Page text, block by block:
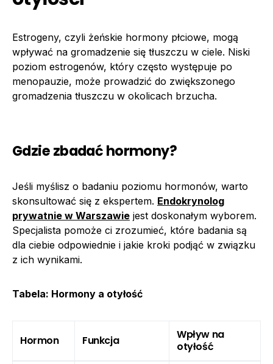
Estrogeny, czyli żeńskie hormony płciowe, mogą
wpływać na gromadzenie się tłuszczu w ciele. Niski
poziom estrogenów, który często występuje po
menopauzie, może prowadzić do zwiększonego
gromadzenia tłuszczu w okolicach brzucha.
Gdzie zbadać hormony?
Jeśli myślisz o badaniu poziomu hormonów, warto
skonsultować się z ekspertem. Endokrynolog
prywatnie w Warszawie jest doskonałym wyborem.
Specjalista pomoże ci zrozumieć, które badania są
dla ciebie odpowiednie i jakie kroki podjąć w związku
z ich wynikami.
Tabela: Hormony a otyłość
Hormon Funkcja
Wpływ na
otyłość